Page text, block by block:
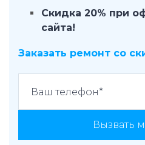
Скидка 20% при
сайта!
Заказать ремонт со
Вызвать